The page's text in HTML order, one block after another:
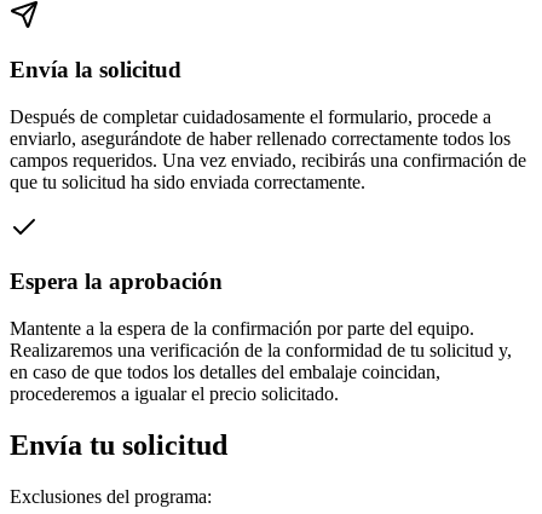
Envía la solicitud
Después de completar cuidadosamente el formulario, procede a
enviarlo, asegurándote de haber rellenado correctamente todos los
campos requeridos. Una vez enviado, recibirás una confirmación de
que tu solicitud ha sido enviada correctamente.
Espera la aprobación
Mantente a la espera de la confirmación por parte del equipo.
Realizaremos una verificación de la conformidad de tu solicitud y,
en caso de que todos los detalles del embalaje coincidan,
procederemos a igualar el precio solicitado.
Envía tu solicitud
Exclusiones del programa: